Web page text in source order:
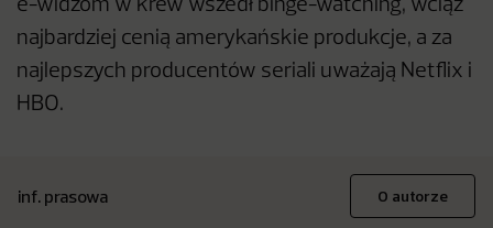
e-widzom w krew wszedł binge-watching, wciąż
najbardziej cenią amerykańskie produkcje, a za
najlepszych producentów seriali uważają Netflix i
HBO.
inf. prasowa O autorze